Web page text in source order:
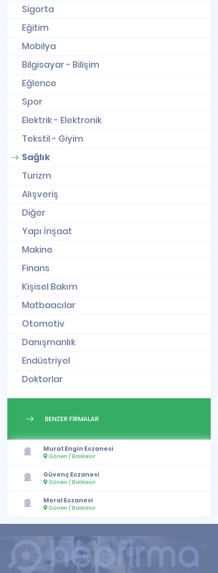
Sigorta
Eğitim
Mobilya
Bilgisayar - Bilişim
Eğlence
Spor
Elektrik - Elektronik
Tekstil - Giyim
Sağlık
Turizm
Alışveriş
Diğer
Yapı İnşaat
Makine
Finans
Kişisel Bakım
Matbaacılar
Otomotiv
Danışmanlık
Endüstriyel
Doktorlar
BENZER FİRMALAR
Murat Engin Eczanesi
Gönen / Balıkesir
Güvenç Eczanesi
Gönen / Balıkesir
Meral Eczanesi
Gönen / Balıkesir